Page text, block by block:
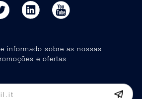
informado sobre as nossas
e ofertas